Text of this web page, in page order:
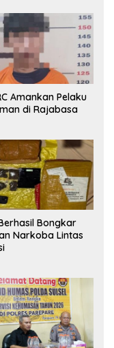
Amankan Pelaku
di Rajabasa
Bongkar
Narkoba Lintas